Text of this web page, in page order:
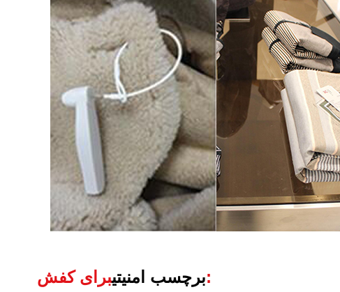
برچسب امنیتیبرای کفش: